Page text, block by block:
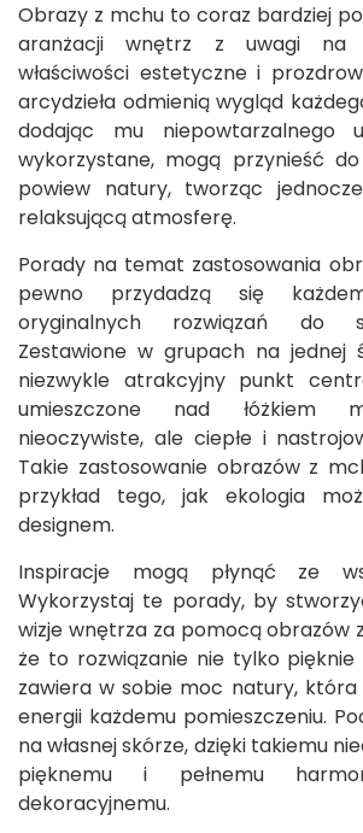
Obrazy z mchu to coraz bardziej
aranżacji wnętrz z uwagi na
właściwości estetyczne i
arcydzieła odmienią wygląd
dodając mu niepowtarzalnego
wykorzystane, mogą przynieść
powiew natury, tworząc
relaksującą atmosferę.
Porady na temat zastosowania
pewno przydadzą się
oryginalnych rozwiązań do
Zestawione w grupach na jednej
niezwykle atrakcyjny punkt
umieszczone nad łóżkiem
nieoczywiste, ale ciepłe i
Takie zastosowanie obrazów z
przykład tego, jak ekologia
designem.
Inspiracje mogą płynąć ze
Wykorzystaj te porady, by
wizje wnętrza za pomocą obrazów
że to rozwiązanie nie tylko
zawiera w sobie moc natury,
energii każdemu pomieszczeniu.
na własnej skórze, dzięki takiemu
pięknemu i pełnemu
dekoracyjnemu.